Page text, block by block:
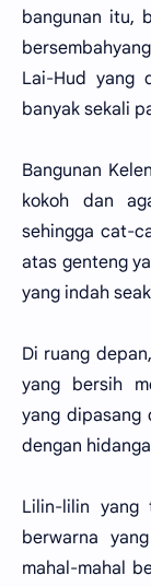
bangunan itu,
Lai-Hud yang
banyak sekali
Bangunan
kokoh dan
sehingga cat-
atas genteng
yang indah
Di ruang
yang bersih
yang dipasang
dengan
Lilin-lilin yang
berwarna
mahal-mahal